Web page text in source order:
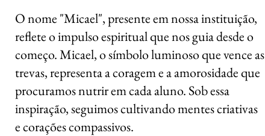
O nome "Micael", presente em nossa instituição,
reflete o impulso espiritual que nos guia desde o
começo. Micael, o símbolo luminoso que vence as
trevas, representa a coragem e a amorosidade que
procuramos nutrir emcada aluno. Sob essa
inspiração, seguimos cultivando mentes criativas
e corações compassivos.